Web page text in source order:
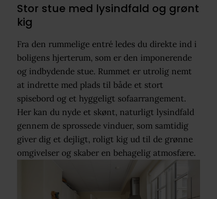
Stor stue med lysindfald og grønt
kig
Fra den rummelige entré ledes du direkte ind i
boligens hjerterum, som er den imponerende
og indbydende stue. Rummet er utrolig nemt
at indrette med plads til både et stort
spisebord og et hyggeligt sofaarrangement.
Her kan du nyde et skønt, naturligt lysindfald
gennem de sprossede vinduer, som samtidig
giver dig et dejligt, roligt kig ud til de grønne
omgivelser og skaber en behagelig atmosfære.